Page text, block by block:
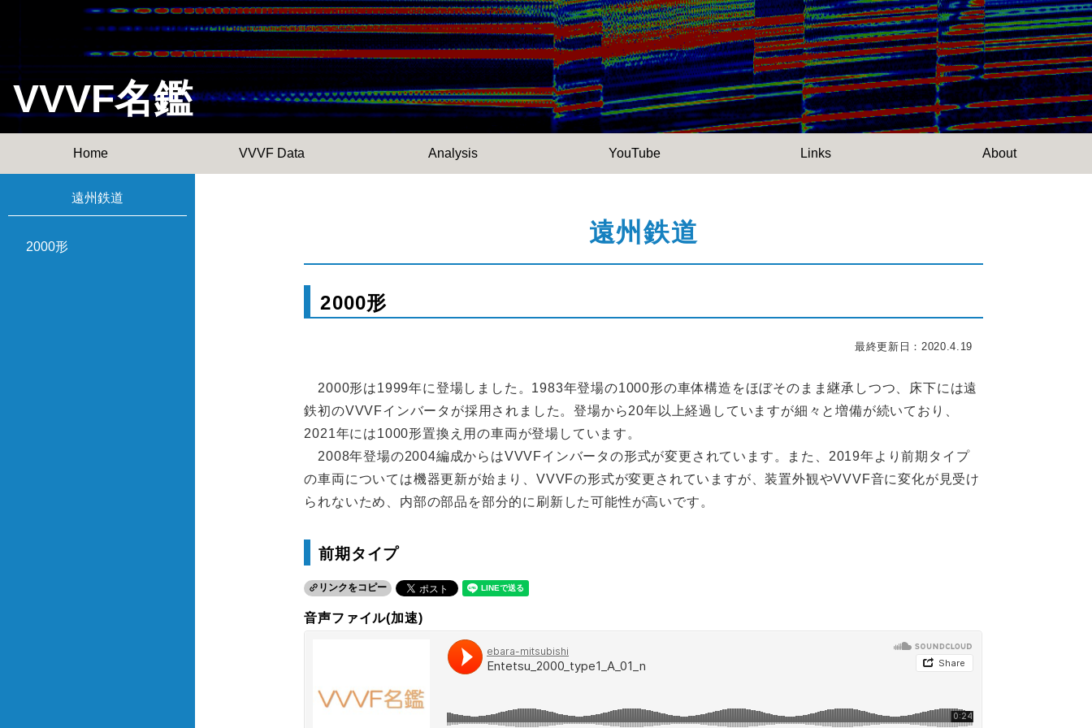
VVVF名鑑
Home VVVF Data Analysis YouTube Links About
遠州鉄道
2000形 遠州鉄道
2000形
最終更新日：2020.4.19
2000形は1999年に登場しました。1983年登場の1000形の車体構造をほぼそのまま継承しつつ、床下には遠
鉄初のVVVFインバータが採用されました。登場から20年以上経過していますが細々と増備が続いており、
2021年には1000形置換え用の車両が登場しています。
2008年登場の2004編成からはVVVFインバータの形式が変更されています。また、2019年より前期タイプ
の車両については機器更新が始まり、VVVFの形式が変更されていますが、装置外観やVVVF音に変化が見受け
られないため、内部の部品を部分的に刷新した可能性が高いです。
前期タイプ
リンクをコピー
音声ファイル(加速)